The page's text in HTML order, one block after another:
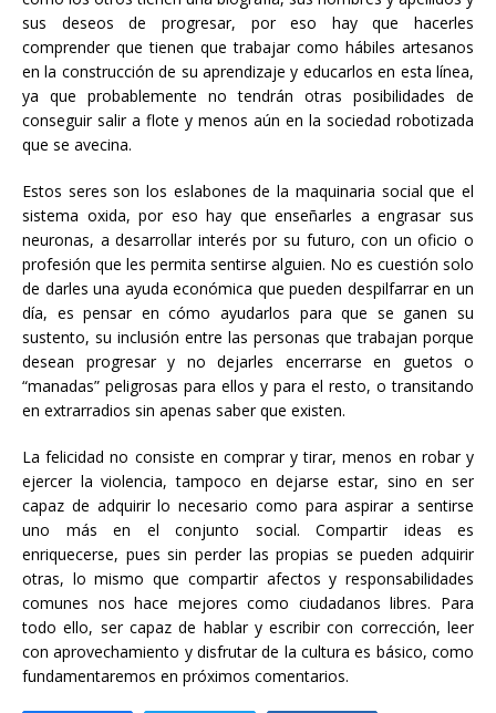
sus deseos de progresar, por eso hay que hacerles
comprender que tienen que trabajar como hábiles artesanos
en la construcción de su aprendizaje y educarlos en esta línea,
ya que probablemente no tendrán otras posibilidades de
conseguir salir a flote y menos aún en la sociedad robotizada
que se avecina.
Estos seres son los eslabones de la maquinaria social que el
sistema oxida, por eso hay que enseñarles a engrasar sus
neuronas, a desarrollar interés por su futuro, con un oficio o
profesión que les permita sentirse alguien. No es cuestión solo
de darles una ayuda económica que pueden despilfarrar en un
día, es pensar en cómo ayudarlos para que se ganen su
sustento, su inclusión entre las personas que trabajan porque
desean progresar y no dejarles encerrarse en guetos o
“manadas” peligrosas para ellos y para el resto, o transitando
en extrarradios sin apenas saber que existen.
La felicidad no consiste en comprar y tirar, menos en robar y
ejercer la violencia, tampoco en dejarse estar, sino en ser
capaz de adquirir lo necesario como para aspirar a sentirse
uno más en el conjunto social. Compartir ideas es
enriquecerse, pues sin perder las propias se pueden adquirir
otras, lo mismo que compartir afectos y responsabilidades
comunes nos hace mejores como ciudadanos libres. Para
todo ello, ser capaz de hablar y escribir con corrección, leer
con aprovechamiento y disfrutar de la cultura es básico, como
fundamentaremos en próximos comentarios.